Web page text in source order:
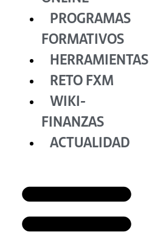
PROGRAMAS
FORMATIVOS
HERRAMIENTAS
RETO FXM
WIKI-
FINANZAS
ACTUALIDAD